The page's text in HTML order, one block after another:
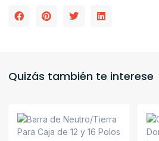
Quizás también te interese